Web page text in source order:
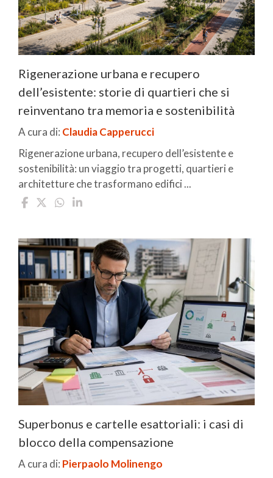
Rigenerazione urbana e recupero
dell’esistente: storie di quartieri che si
reinventano tra memoria e sostenibilità
A cura di: Claudia Capperucci
Rigenerazione urbana, recupero dell’esistente e
sostenibilità: un viaggio tra progetti, quartieri e
architetture che trasformano edifici ...
Superbonus e cartelle esattoriali: i casi di
blocco della compensazione
A cura di: Pierpaolo Molinengo